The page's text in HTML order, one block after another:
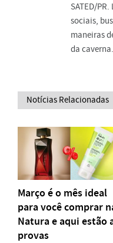
SATED/
sociais,
maneiras
da caverna.
Notícias Relacionadas
Março é o mês ideal
para você comprar
Natura e aqui estão
provas